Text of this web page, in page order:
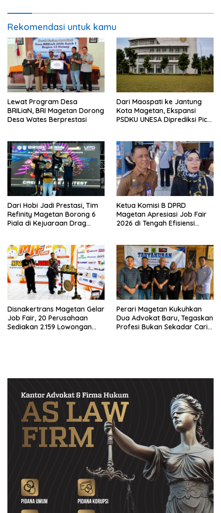
Rekomendasi untuk kamu
Lewat Program Desa
BRILiaN, BRI Magetan Dorong
Desa Wates Berprestasi
Dari Maospati ke Jantung
Kota Magetan, Ekspansi
PSDKU UNESA Diprediksi Picu
Dari Hobi Jadi Prestasi, Tim
Refinity Magetan Borong 6
Piala di Kejuaraan Drag
Ketua Komisi B DPRD
Magetan Apresiasi Job Fair
2026 di Tengah Efisiensi
Disnakertrans Magetan Gelar
Job Fair, 20 Perusahaan
Sediakan 2.159 Lowongan
Perari Magetan Kukuhkan
Dua Advokat Baru, Tegaskan
Profesi Bukan Sekadar Cari